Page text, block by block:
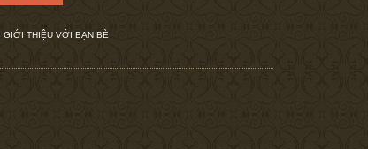
GIỚI THIỆU VỚI BẠN BÈ